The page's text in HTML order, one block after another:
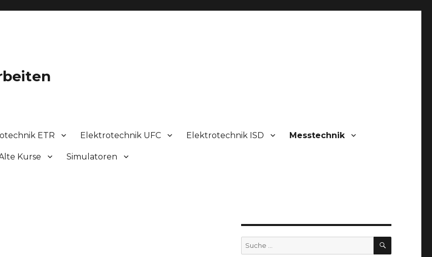
ETR Elektrotechnik UFC Elektrotechnik ISD Messtechnik
Kurse Simulatoren
Suche
nach:
SUCHEN